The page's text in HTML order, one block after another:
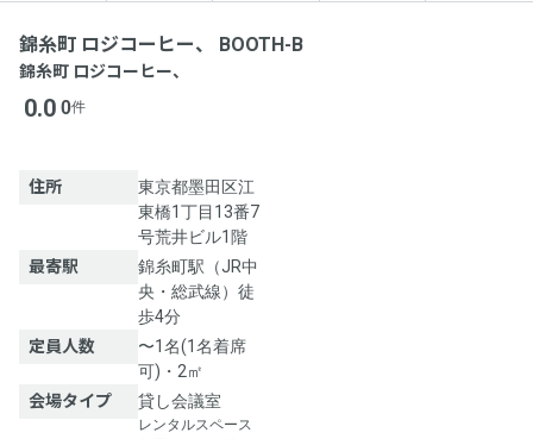
錦糸町 ロジコーヒー、 BOOTH-B
錦糸町 ロジコーヒー、
0.0 0件
住所
東京都墨田区江
東橋1丁目13番7
号荒井ビル1階
最寄駅
錦糸町駅（JR中
央・総武線）徒
歩4分
定員人数
〜1名(1名着席
可)・2㎡
会場タイプ
貸し会議室
レンタルスペース